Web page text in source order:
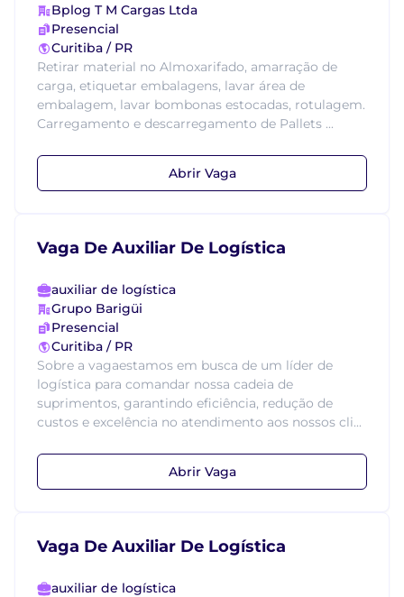
Bplog T M Cargas Ltda
Presencial
Curitiba / PR
Retirar material no Almoxarifado, amarração de
carga, etiquetar embalagens, lavar área de
embalagem, lavar bombonas estocadas, rotulagem.
Carregamento e descarregamento de Pallets ...
Abrir Vaga
Vaga De Auxiliar De Logística
auxiliar de logística
Grupo Barigüi
Presencial
Curitiba / PR
Sobre a vagaestamos em busca de um líder de
logística para comandar nossa cadeia de
suprimentos, garantindo eficiência, redução de
custos e excelência no atendimento aos nossos cli...
Abrir Vaga
Vaga De Auxiliar De Logística
auxiliar de logística